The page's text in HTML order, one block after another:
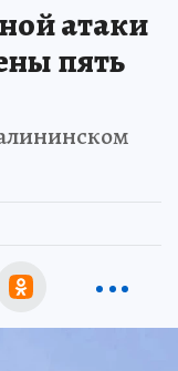
атаки
пять